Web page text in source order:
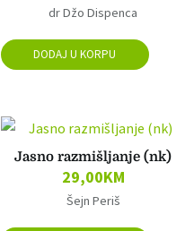
dr Džo Dispenca
DODAJ U KORPU
Jasno razmišljanje (nk)
29,00KM
Šejn Periš